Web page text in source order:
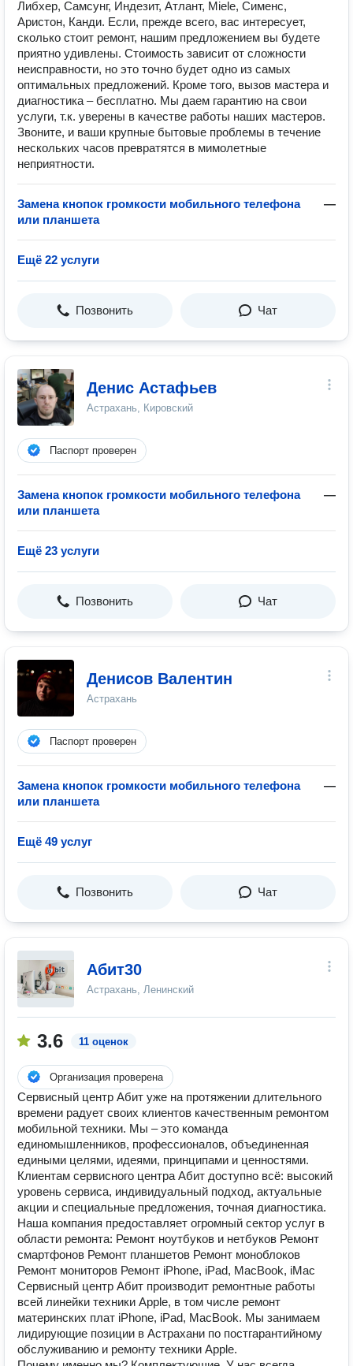
Либхер, Самсунг, Индезит, Атлант, Miele, Сименс,
Аристон, Канди. Если, прежде всего, вас интересует,
сколько стоит ремонт, нашим предложением вы будете
приятно удивлены. Стоимость зависит от сложности
неисправности, но это точно будет одно из самых
оптимальных предложений. Кроме того, вызов мастера и
диагностика – бесплатно. Мы даем гарантию на свои
услуги, т.к. уверены в качестве работы наших мастеров.
Звоните, и ваши крупные бытовые проблемы в течение
нескольких часов превратятся в мимолетные
неприятности.
Замена кнопок громкости мобильного телефона
или планшета
—
Ещё 22 услуги
Позвонить Чат
Денис Астафьев
Астрахань, Кировский
Паспорт проверен
Замена кнопок громкости мобильного телефона
или планшета
—
Ещё 23 услуги
Позвонить Чат
Денисов Валентин
Астрахань
Паспорт проверен
Замена кнопок громкости мобильного телефона
или планшета
—
Ещё 49 услуг
Позвонить Чат
Абит30
Астрахань, Ленинский
3.6 11 оценок
Организация проверена
Сервисный центр Абит уже на протяжении длительного
времени радует своих клиентов качественным ремонтом
мобильной техники. Мы – это команда
единомышленников, профессионалов, объединенная
едиными целями, идеями, принципами и ценностями.
Клиентам сервисного центра Абит доступно всё: высокий
уровень сервиса, индивидуальный подход, актуальные
акции и специальные предложения, точная диагностика.
Наша компания предоставляет огромный сектор услуг в
области ремонта: Ремонт ноутбуков и нетбуков Ремонт
смартфонов Ремонт планшетов Ремонт моноблоков
Ремонт мониторов Ремонт iPhone, iPad, MacBook, iMac
Сервисный центр Абит производит ремонтные работы
всей линейки техники Apple, в том числе ремонт
материнских плат iPhone, iPad, MacBook. Мы занимаем
лидирующие позиции в Астрахани по постгарантийному
обслуживанию и ремонту техники Apple.